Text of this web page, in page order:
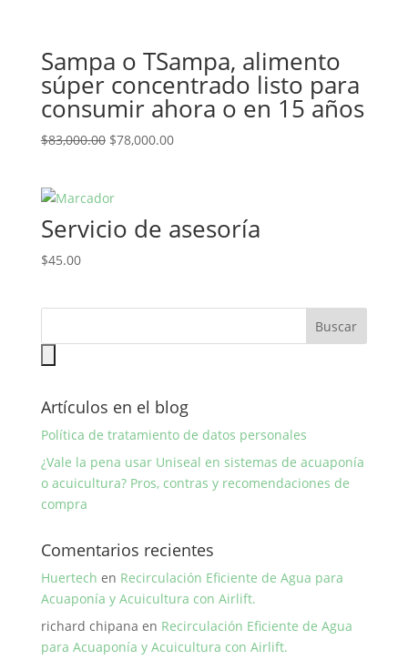
Sampa o TSampa, alimento
súper concentrado listo para
consumir ahora o en 15 años
$83,000.00 $78,000.00
Servicio de asesoría
$45.00
Artículos en el blog
Política de tratamiento de datos personales
¿Vale la pena usar Uniseal en sistemas de acuaponía
o acuicultura? Pros, contras y recomendaciones de
compra
Comentarios recientes
Huertech en Recirculación Eficiente de Agua para
Acuaponía y Acuicultura con Airlift.
richard chipana en Recirculación Eficiente de Agua
para Acuaponía y Acuicultura con Airlift.